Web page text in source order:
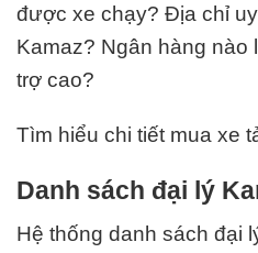
được xe chạy? Địa chỉ
Kamaz? Ngân hàng nào
trợ cao?
Tìm hiểu chi tiết mua xe
Danh sách đại lý
Hệ thống danh sách đại